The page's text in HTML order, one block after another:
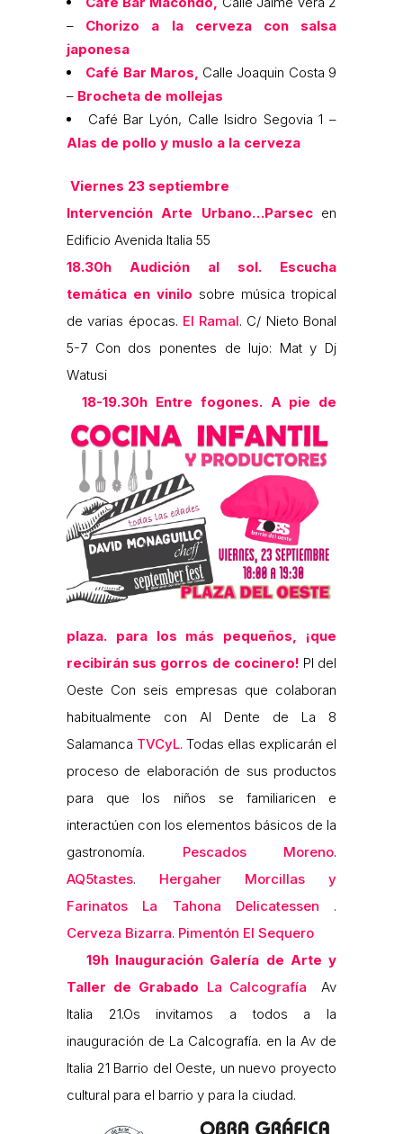
– Chorizo a la cerveza con salsa
japonesa
Café Bar Maros, Calle Joaquin Costa 9
– Brocheta de mollejas
Café Bar Lyón, Calle Isidro Segovia 1 –
Alas de pollo y muslo a la cerveza
Viernes 23 septiembre
Intervención Arte Urbano…Parsec en
Edificio Avenida Italia 55
18.30h Audición al sol. Escucha
temática en vinilo sobre música tropical
de varias épocas. El Ramal. C/ Nieto Bonal
5-7 Con dos ponentes de lujo: Mat y Dj
Watusi
18-19.30h Entre fogones. A pie de
plaza. para los más pequeños, ¡que
recibirán sus gorros de cocinero! Pl del
Oeste Con seis empresas que colaboran
habitualmente con Al Dente de La 8
Salamanca TVCyL. Todas ellas explicarán el
proceso de elaboración de sus productos
para que los niños se familiaricen e
interactúen con los elementos básicos de la
gastronomía. Pescados Moreno.
AQ5tastes. Hergaher Morcillas y
Farinatos
La Tahona Delicatessen .
Cerveza Bizarra. Pimentón El Sequero
19h Inauguración Galería de Arte y
Taller de Grabado La Calcografía
Av
Italia 21.Os invitamos a todos a la
inauguración de La Calcografía. en la Av de
Italia 21 Barrio del Oeste, un nuevo proyecto
cultural para el barrio y para la ciudad.